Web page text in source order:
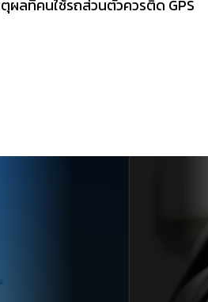
ตุผลที่คนใช้รถส่วนตัวควรติด GPS